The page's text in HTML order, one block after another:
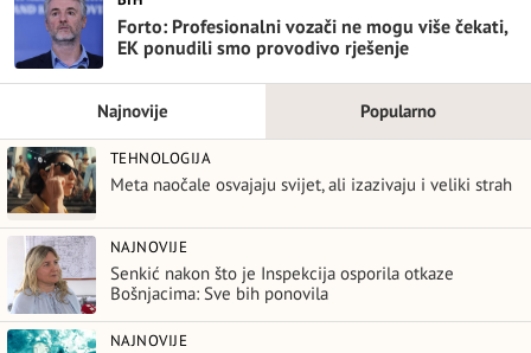
Forto: Profesionalni vozači ne mogu više čekati,
EK ponudili smo provodivo rješenje
Najnovije Popularno
TEHNOLOGIJA
Meta naočale osvajaju svijet, ali izazivaju i veliki strah
NAJNOVIJE
Senkić nakon što je Inspekcija osporila otkaze
Bošnjacima: Sve bih ponovila
NAJNOVIJE